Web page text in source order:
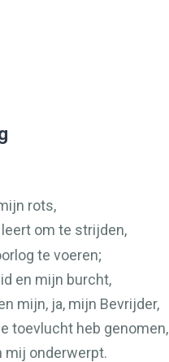
rots,
om te strijden,
te voeren;
en mijn burcht,
mijn, ja, mijn Bevrijder,
toevlucht heb genomen,
mij onderwerpt.